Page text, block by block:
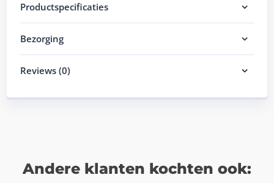
Productspecificaties
Bezorging
Reviews (0)
Andere klanten kochten ook: